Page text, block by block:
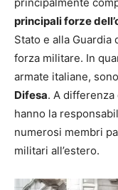
principali forze
Stato e alla Guardia
forza militare. In
armate italiane,
Difesa. A
hanno la
numerosi membri
militari all’estero.